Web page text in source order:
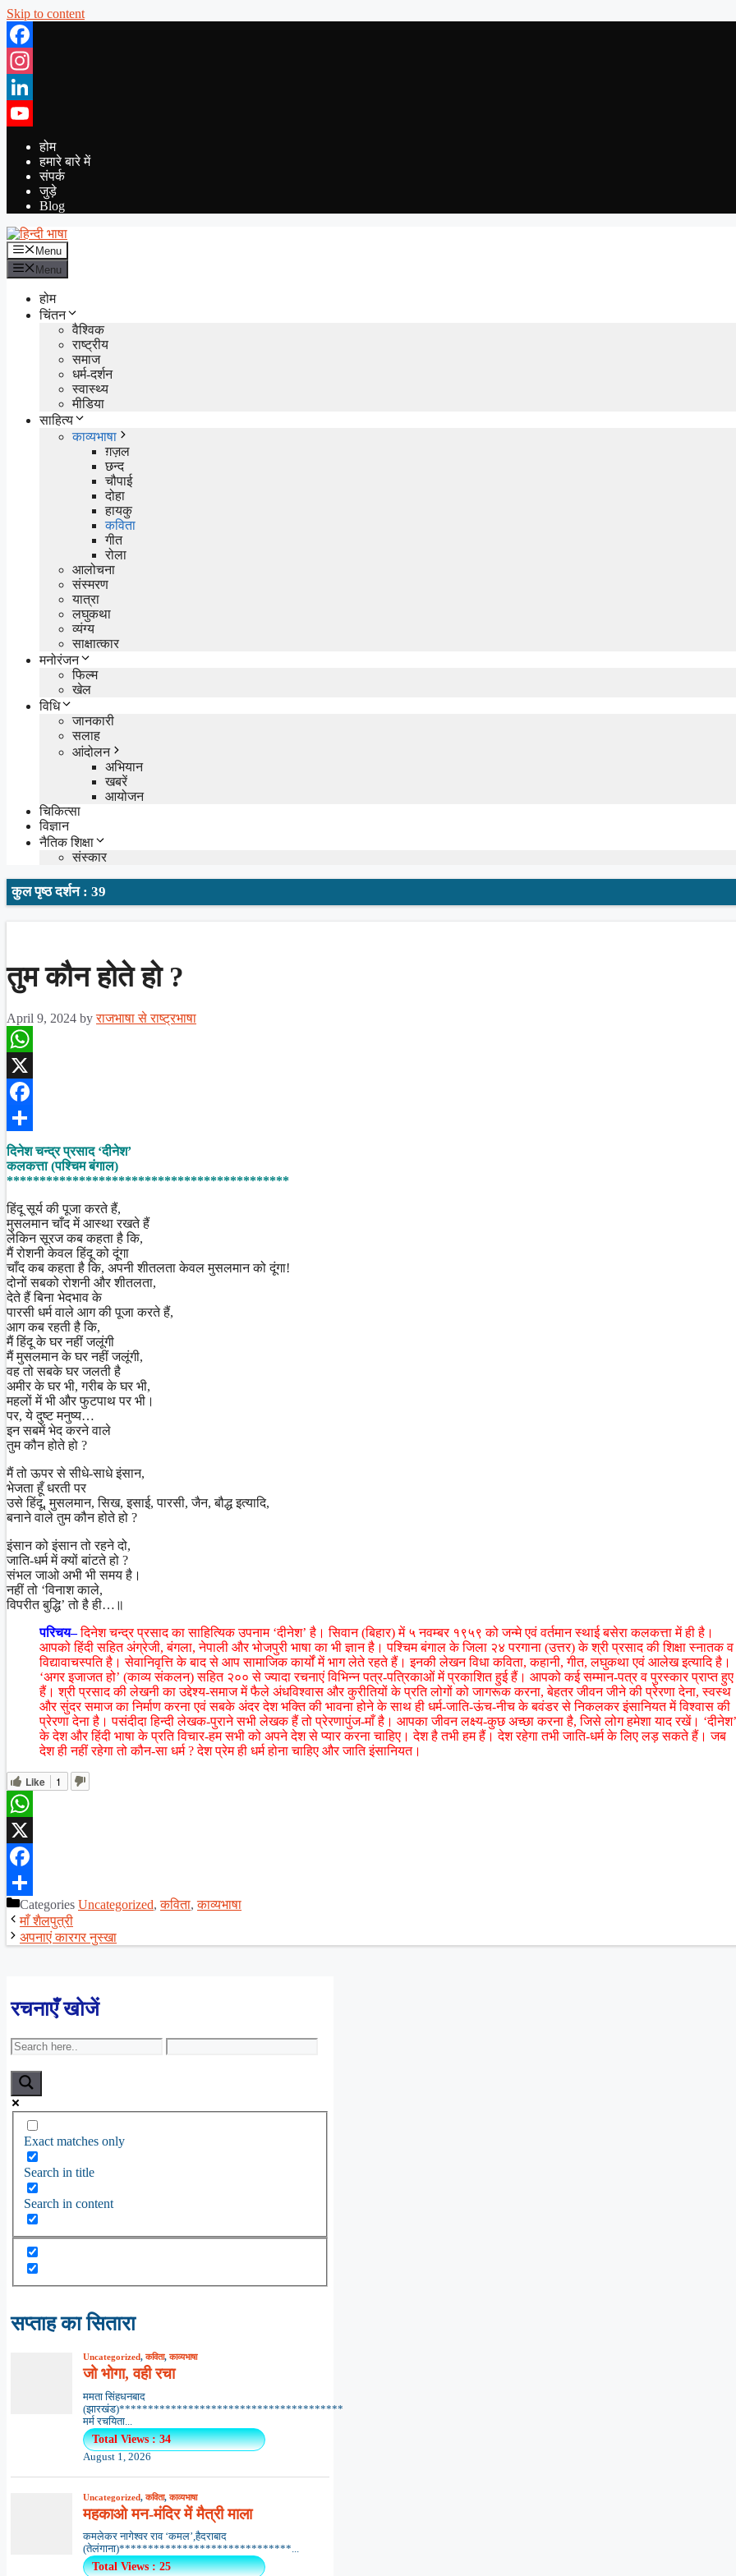
Skip to content
Facebook
Instagram
LinkedIn
YouTube
होम
हमारे बारे में
संपर्क
जुड़े
Blog
Menu
Menu
होम
चिंतन
वैश्विक
राष्ट्रीय
समाज
धर्म-दर्शन
स्वास्थ्य
मीडिया
साहित्य
काव्यभाषा
ग़ज़ल
छन्द
चौपाई
दोहा
हायकु
कविता
गीत
रोला
आलोचना
संस्मरण
यात्रा
लघुकथा
व्यंग्य
साक्षात्कार
मनोरंजन
फिल्म
खेल
विधि
जानकारी
सलाह
आंदोलन
अभियान
खबरें
आयोजन
चिकित्सा
विज्ञान
नैतिक शिक्षा
संस्कार
कुल पृष्ठ दर्शन : 39
तुम कौन होते हो ?
April 9, 2024 byराजभाषा से राष्ट्रभाषा
WhatsApp
X
Facebook
Share
दिनेश चन्द्र प्रसाद ‘दीनेश’
कलकत्ता (पश्चिम बंगाल)
*******************************************
हिंदू सूर्य की पूजा करते हैं,
मुसलमान चाँद में आस्था रखते हैं
लेकिन सूरज कब कहता है कि,
मैं रोशनी केवल हिंदू को दूंगा
चाँद कब कहता है कि, अपनी शीतलता केवल मुसलमान को दूंगा!
दोनों सबको रोशनी और शीतलता,
देते हैं बिना भेदभाव के
पारसी धर्म वाले आग की पूजा करते हैं,
आग कब रहती है कि,
मैं हिंदू के घर नहीं जलूंगी
मैं मुसलमान के घर नहीं जलूंगी,
वह तो सबके घर जलती है
अमीर के घर भी, गरीब के घर भी,
महलों में भी और फुटपाथ पर भी।
पर, ये दुष्ट मनुष्य…
इन सबमें भेद करने वाले
तुम कौन होते हो ?
मैं तो ऊपर से सीधे-साधे इंसान,
भेजता हूँ धरती पर
उसे हिंदू, मुसलमान, सिख, इसाई, पारसी, जैन, बौद्ध इत्यादि,
बनाने वाले तुम कौन होते हो ?
इंसान को इंसान तो रहने दो,
जाति-धर्म में क्यों बांटते हो ?
संभल जाओ अभी भी समय है।
नहीं तो ‘विनाश काले,
विपरीत बुद्धि’ तो है ही…॥
परिचय–दिनेश चन्द्र प्रसाद का साहित्यिक उपनाम ‘दीनेश’ है। सिवान (बिहार) में ५ नवम्बर १९५९ को जन्मे एवं वर्तमान स्थाई बसेरा कलकत्ता में ही है।
आपको हिंदी सहित अंग्रेजी, बंगला, नेपाली और भोजपुरी भाषा का भी ज्ञान है। पश्चिम बंगाल के जिला २४ परगाना (उत्तर) के श्री प्रसाद की शिक्षा स्नातक व
विद्यावाचस्पति है। सेवानिवृत्ति के बाद से आप सामाजिक कार्यों में भाग लेते रहते हैं। इनकी लेखन विधा कविता, कहानी, गीत, लघुकथा एवं आलेख इत्यादि है।
‘अगर इजाजत हो’ (काव्य संकलन) सहित २०० से ज्यादा रचनाएं विभिन्न पत्र-पत्रिकाओं में प्रकाशित हुई हैं। आपको कई सम्मान-पत्र व पुरस्कार प्राप्त हुए
हैं। श्री प्रसाद की लेखनी का उद्देश्य-समाज में फैले अंधविश्वास और कुरीतियों के प्रति लोगों को जागरूक करना, बेहतर जीवन जीने की प्रेरणा देना, स्वस्थ
और सुंदर समाज का निर्माण करना एवं सबके अंदर देश भक्ति की भावना होने के साथ ही धर्म-जाति-ऊंच-नीच के बवंडर से निकलकर इंसानियत में विश्वास की
प्रेरणा देना है। पसंदीदा हिन्दी लेखक-पुराने सभी लेखक हैं तो प्रेरणापुंज-माँ है। आपका जीवन लक्ष्य-कुछ अच्छा करना है, जिसे लोग हमेशा याद रखें। ‘दीनेश’
के देश और हिंदी भाषा के प्रति विचार-हम सभी को अपने देश से प्यार करना चाहिए। देश है तभी हम हैं। देश रहेगा तभी जाति-धर्म के लिए लड़ सकते हैं। जब
देश ही नहीं रहेगा तो कौन-सा धर्म ? देश प्रेम ही धर्म होना चाहिए और जाति इंसानियत।
Like 1
WhatsApp
X
Facebook
ShareCategories Uncategorized,कविता,काव्यभाषा
माँ शैलपुत्री
अपनाएं कारगर नुस्खा
रचनाएँ खोजें
Exact matches only
Search in title
Search in content
सप्ताह का सितारा
Uncategorized,कविता,काव्यभाषा
जो भोगा, वही रचा
ममता सिंहधनबाद
(झारखंड)***************************************
मर्म रचयिता...
Total Views : 34
August 1, 2026
Uncategorized,कविता,काव्यभाषा
महकाओ मन-मंदिर में मैत्री माला
कमलेकर नागेश्वर राव ‘कमल’,हैदराबाद
(तेलंगाना)******************************...
Total Views : 25